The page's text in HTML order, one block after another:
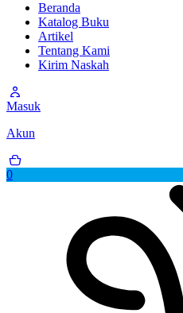
Beranda
Katalog Buku
Artikel
Tentang Kami
Kirim Naskah
Masuk
Akun
0